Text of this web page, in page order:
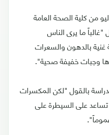
من كلية الصحة العامة
"غالباً ما يرى الناس
غنية بالدهون والسعرات
وجبات خفيفة صحية".
بالقول "لكن المكسرات
على السيطرة على